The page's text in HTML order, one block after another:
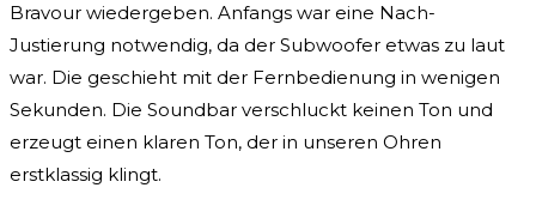
Bravour wiedergeben. Anfangs war eine Nach-
Justierung notwendig, da der Subwoofer etwas zu laut
war. Die geschieht mit der Fernbedienung in wenigen
Sekunden. Die Soundbar verschluckt keinen Ton und
erzeugt einen klaren Ton, der in unseren Ohren
erstklassig klingt.